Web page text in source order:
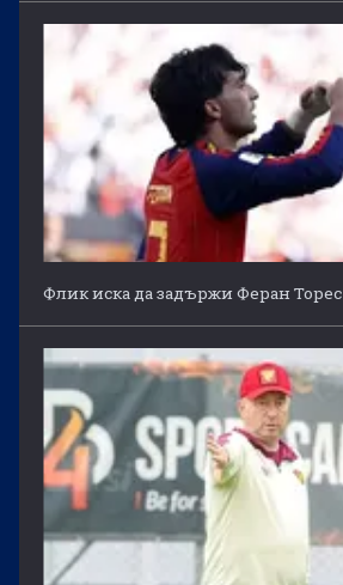
Флик иска да задържи Феран Торес